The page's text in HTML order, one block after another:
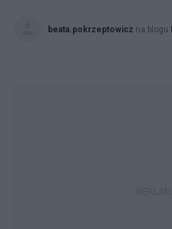
beata.pokrzeptowicz na blogu